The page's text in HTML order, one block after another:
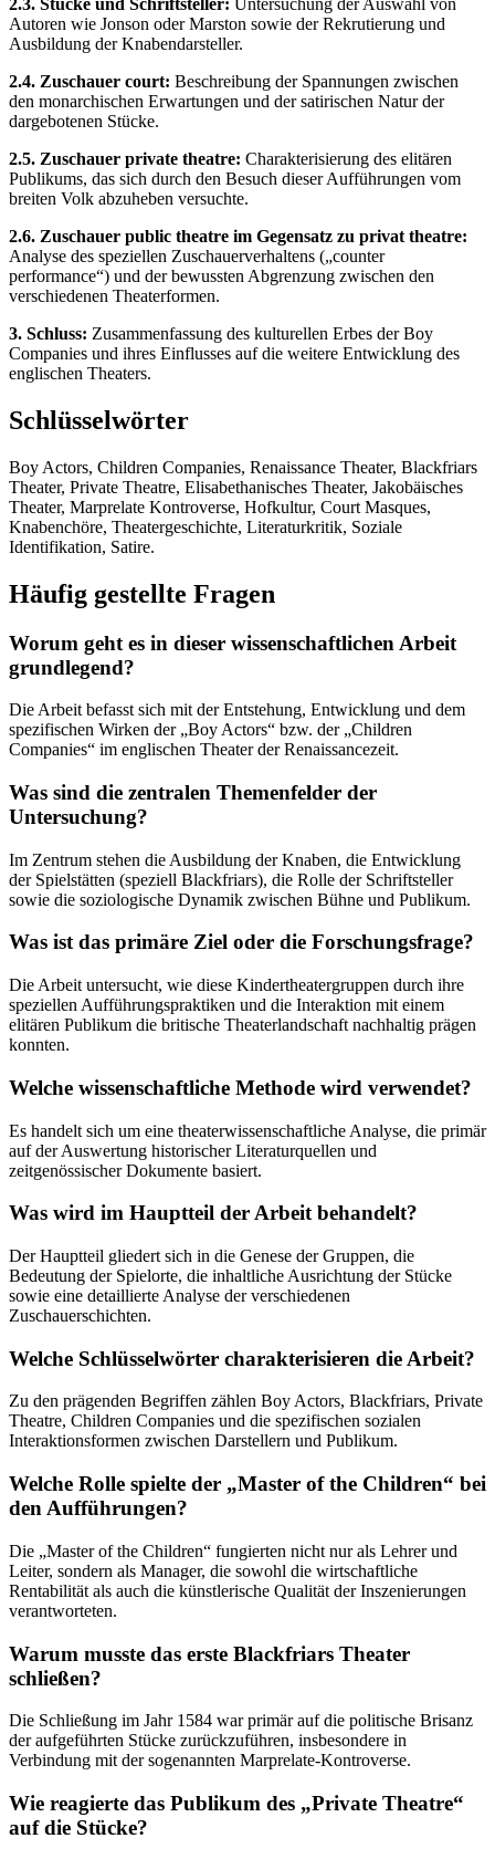
2.3. Stücke und Schriftsteller: Untersuchung der Auswahl von
Autoren wie Jonson oder Marston sowie der Rekrutierung und
Ausbildung der Knabendarsteller.
2.4. Zuschauer court: Beschreibung der Spannungen zwischen
den monarchischen Erwartungen und der satirischen Natur der
dargebotenen Stücke.
2.5. Zuschauer private theatre: Charakterisierung des elitären
Publikums, das sich durch den Besuch dieser Aufführungen vom
breiten Volk abzuheben versuchte.
2.6. Zuschauer public theatre im Gegensatz zu privat theatre:
Analyse des speziellen Zuschauerverhaltens („counter
performance“) und der bewussten Abgrenzung zwischen den
verschiedenen Theaterformen.
3. Schluss: Zusammenfassung des kulturellen Erbes der Boy
Companies und ihres Einflusses auf die weitere Entwicklung des
englischen Theaters.
Schlüsselwörter
Boy Actors, Children Companies, Renaissance Theater, Blackfriars
Theater, Private Theatre, Elisabethanisches Theater, Jakobäisches
Theater, Marprelate Kontroverse, Hofkultur, Court Masques,
Knabenchöre, Theatergeschichte, Literaturkritik, Soziale
Identifikation, Satire.
Häufig gestellte Fragen
Worum geht es in dieser wissenschaftlichen Arbeit
grundlegend?
Die Arbeit befasst sich mit der Entstehung, Entwicklung und dem
spezifischen Wirken der „Boy Actors“ bzw. der „Children
Companies“ im englischen Theater der Renaissancezeit.
Was sind die zentralen Themenfelder der
Untersuchung?
Im Zentrum stehen die Ausbildung der Knaben, die Entwicklung
der Spielstätten (speziell Blackfriars), die Rolle der Schriftsteller
sowie die soziologische Dynamik zwischen Bühne und Publikum.
Was ist das primäre Ziel oder die Forschungsfrage?
Die Arbeit untersucht, wie diese Kindertheatergruppen durch ihre
speziellen Aufführungspraktiken und die Interaktion mit einem
elitären Publikum die britische Theaterlandschaft nachhaltig prägen
konnten.
Welche wissenschaftliche Methode wird verwendet?
Es handelt sich um eine theaterwissenschaftliche Analyse, die primär
auf der Auswertung historischer Literaturquellen und
zeitgenössischer Dokumente basiert.
Was wird im Hauptteil der Arbeit behandelt?
Der Hauptteil gliedert sich in die Genese der Gruppen, die
Bedeutung der Spielorte, die inhaltliche Ausrichtung der Stücke
sowie eine detaillierte Analyse der verschiedenen
Zuschauerschichten.
Welche Schlüsselwörter charakterisieren die Arbeit?
Zu den prägenden Begriffen zählen Boy Actors, Blackfriars, Private
Theatre, Children Companies und die spezifischen sozialen
Interaktionsformen zwischen Darstellern und Publikum.
Welche Rolle spielte der „Master of the Children“ bei
den Aufführungen?
Die „Master of the Children“ fungierten nicht nur als Lehrer und
Leiter, sondern als Manager, die sowohl die wirtschaftliche
Rentabilität als auch die künstlerische Qualität der Inszenierungen
verantworteten.
Warum musste das erste Blackfriars Theater
schließen?
Die Schließung im Jahr 1584 war primär auf die politische Brisanz
der aufgeführten Stücke zurückzuführen, insbesondere in
Verbindung mit der sogenannten Marprelate-Kontroverse.
Wie reagierte das Publikum des „Private Theatre“
auf die Stücke?